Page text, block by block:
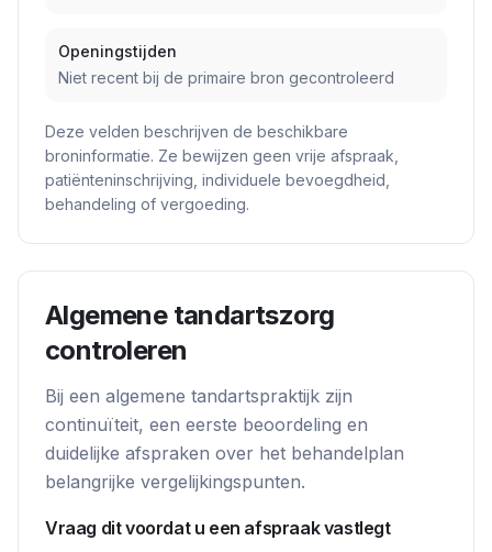
Openingstijden
Niet recent bij de primaire bron gecontroleerd
Deze velden beschrijven de beschikbare
broninformatie. Ze bewijzen geen vrije afspraak,
patiënteninschrijving, individuele bevoegdheid,
behandeling of vergoeding.
Algemene tandartszorg
controleren
Bij een algemene tandartspraktijk zijn
continuïteit, een eerste beoordeling en
duidelijke afspraken over het behandelplan
belangrijke vergelijkingspunten.
Vraag dit voordat u een afspraak vastlegt